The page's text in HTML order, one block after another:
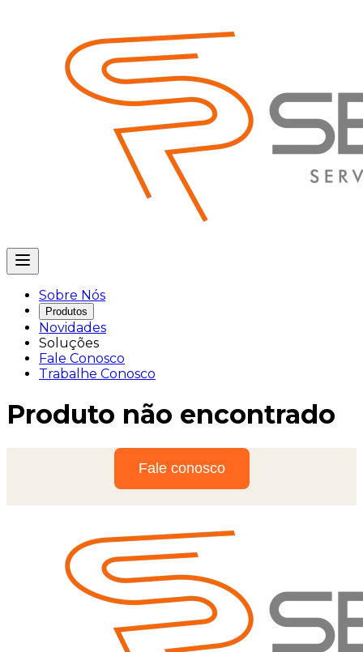
Sobre Nós
Produtos
Novidades
Soluções
Fale Conosco
Trabalhe Conosco
Produto não encontrado
Fale conosco